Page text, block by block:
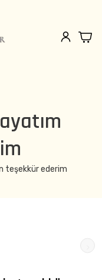
teşekkür ederim